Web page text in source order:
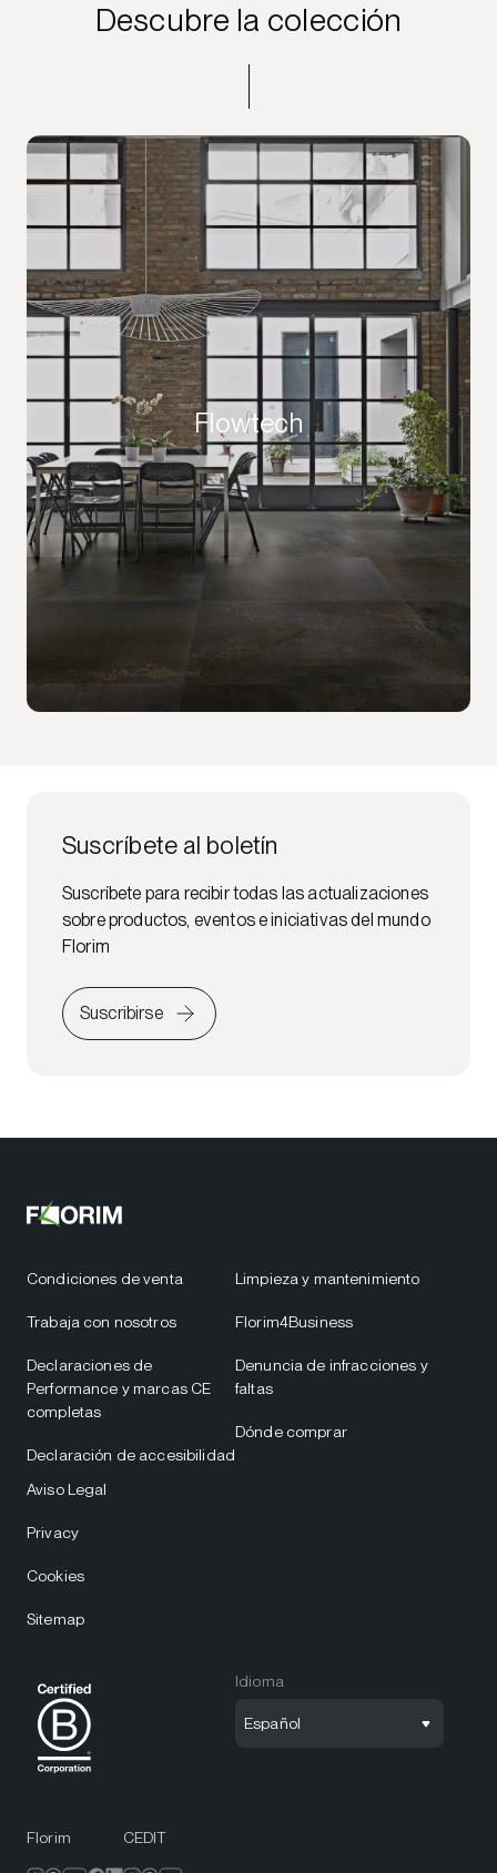
Descubre la colección
Flowtech
Suscríbete al boletín
Suscríbete para recibir todas las actualizaciones
sobre productos, eventos e iniciativas del mundo
Florim
Suscribirse
Condiciones de venta
Trabaja con nosotros
Declaraciones de
Performance y marcas CE
completas
Declaración de accesibilidad
Limpieza y mantenimiento
Florim4Business
Denuncia de infracciones y
faltas
Dónde comprar
Aviso Legal
Privacy
Cookies
Sitemap
Idioma
Español
Florim CEDIT